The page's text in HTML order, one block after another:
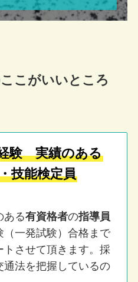
こがいいところ
験 実績のある
技能検定員
ある有資格者の指導員
（一発試験）合格まで
トさせて頂きます。採
通法を把握しているの